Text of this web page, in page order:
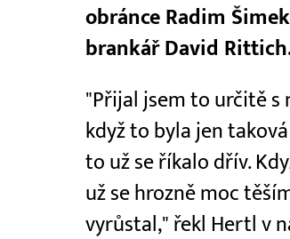
obránce Radim
brankář David
"Přijal jsem to určitě s
když to byla jen
to už se říkalo dřív.
už se hrozně moc
vyrůstal," řekl Hertl v